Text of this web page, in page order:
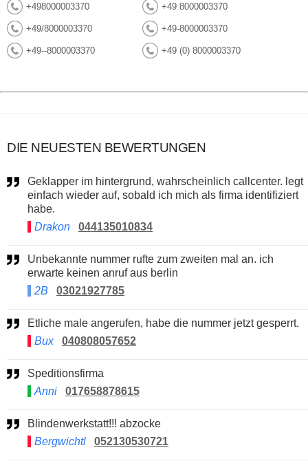
+498000003370 +49 8000003370
+49/8000003370 +49-8000003370
+49--8000003370 +49 (0) 8000003370
DIE NEUESTEN BEWERTUNGEN
Geklapper im hintergrund, wahrscheinlich callcenter. legt
einfach wieder auf, sobald ich mich als firma identifiziert
habe.
Drakon
044135010834
Unbekannte nummer rufte zum zweiten mal an. ich
erwarte keinen anruf aus berlin
2B
03021927785
Etliche male angerufen, habe die nummer jetzt gesperrt.
Bux
040808057652
Speditionsfirma
Anni
017658878615
Blindenwerkstatt!!! abzocke
Bergwichtl
052130530721